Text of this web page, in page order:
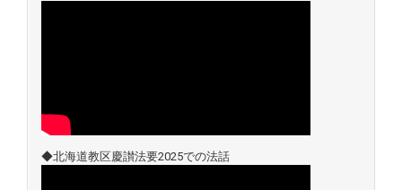
◆北海道教区慶讃法要2025での法話